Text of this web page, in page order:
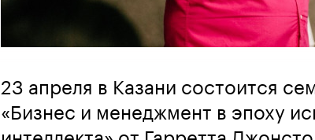
23 апреля в Казани состоится
«Бизнес и менеджмент в эпоху